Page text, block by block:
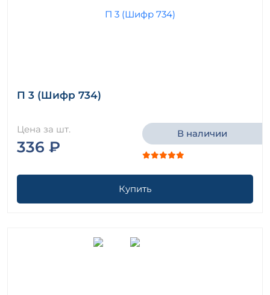
П 3 (Шифр 734)
Цена за шт.
336 ₽
В наличии
Купить